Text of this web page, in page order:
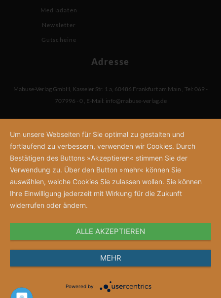
Mediadaten
Newsletter
Gutscheine
Adresse
Mabuse-Verlag GmbH, Kasseler Str. 1 a, 60486 Frankfurt am Main , Tel: 069 -
707996 - 0 , E-Mail: info@mabuse-verlag.de
Um unsere Webseiten für Sie optimal zu gestalten und
fortlaufend zu verbessern, verwenden wir Cookies. Durch
Bestätigen des Buttons »Akzeptieren« stimmen Sie der
Verwendung zu. Über den Button »mehr« können Sie
auswählen, welche Cookies Sie zulassen wollen. Sie können
Ihre Einwilligung jederzeit mit Wirkung für die Zukunft
widerrufen oder ändern.
ALLE AKZEPTIEREN
MEHR
Powered by